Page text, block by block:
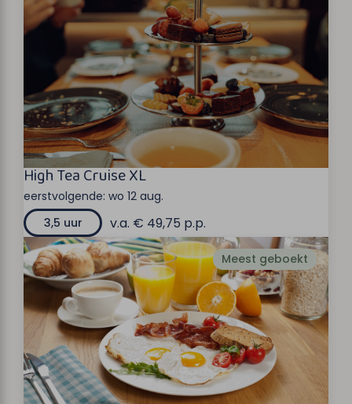
High Tea Cruise XL
eerstvolgende: wo 12 aug.
3,5 uur
v.a. € 49,75 p.p.
Meest geboekt